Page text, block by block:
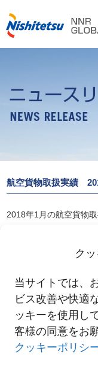
ク
当サイトでは、
ビス改善や快適
ッキーを使用し
客様の同意をお
クッキーポリシ
航空貨物取扱実績
2018年1月の航空貨物